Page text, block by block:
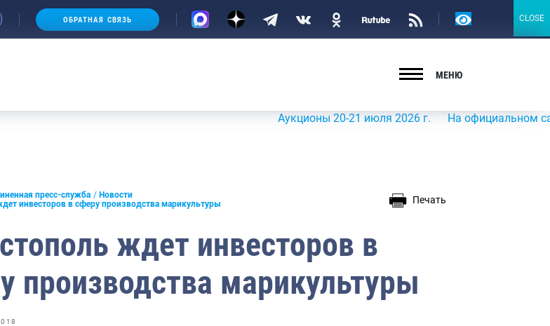
ОБРАТНАЯ СВЯЗЬ
Версия
МЕНЮ
Аукционы 20-21 июля 2026 г. На официальном сайте
пресс-служба
Новости
инвесторов в сферу производства марикультуры
Печать
ждет инвесторов в
производства марикультуры
CLOSE
CLOSE